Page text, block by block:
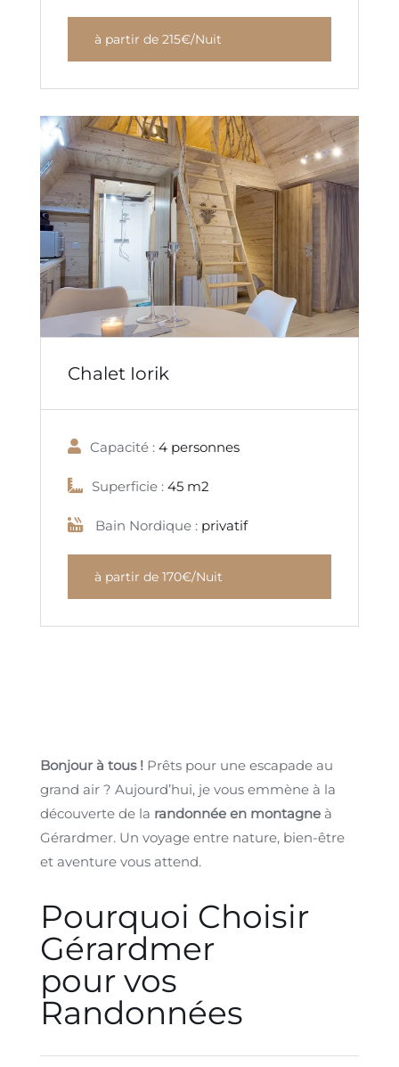
à partir de 215€/Nuit
Chalet Iorik
Capacité : 4 personnes
Superficie : 45 m2
Bain Nordique : privatif
à partir de 170€/Nuit
Bonjour à tous ! Prêts pour une escapade au
grand air ? Aujourd’hui, je vous emmène à la
découverte de la randonnée en montagne à
Gérardmer. Un voyage entre nature, bien-être
et aventure vous attend.
Pourquoi Choisir
Gérardmer
pour vos
Randonnées